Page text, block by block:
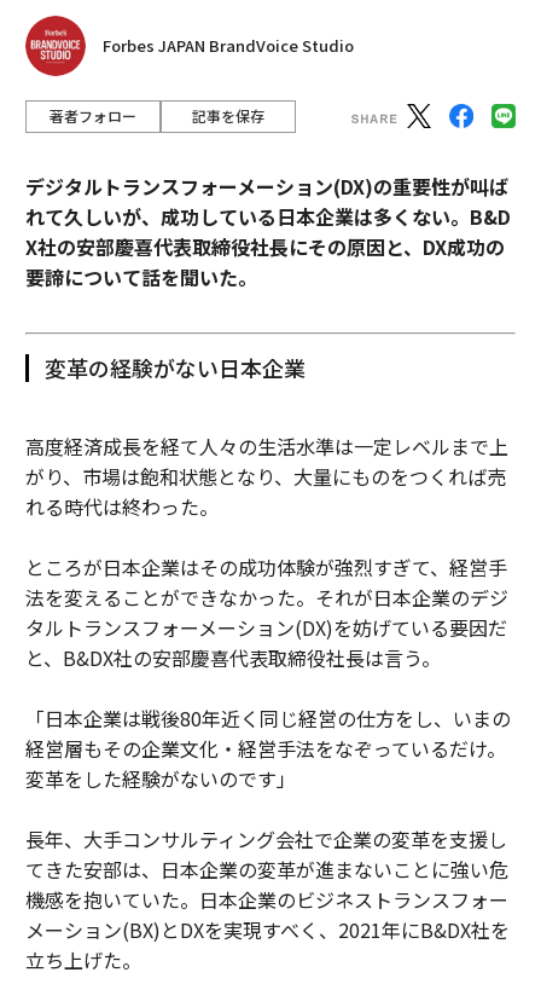
Forbes JAPAN BrandVoice Studio
著者フォロー 記事を保存
デジタルトランスフォーメーション(DX)の重要性が叫ば
れて久しいが、成功している日本企業は多くない。B&D
X社の安部慶喜代表取締役社長にその原因と、DX成功の
要諦について話を聞いた。
変革の経験がない日本企業
高度経済成長を経て人々の生活水準は一定レベルまで上
がり、市場は飽和状態となり、大量にものをつくれば売
れる時代は終わった。
ところが日本企業はその成功体験が強烈すぎて、経営手
法を変えることができなかった。それが日本企業のデジ
タルトランスフォーメーション(DX)を妨げている要因だ
と、B&DX社の安部慶喜代表取締役社長は言う。
「日本企業は戦後80年近く同じ経営の仕方をし、いまの
経営層もその企業文化・経営手法をなぞっているだけ。
変革をした経験がないのです」
長年、大手コンサルティング会社で企業の変革を支援し
てきた安部は、日本企業の変革が進まないことに強い危
機感を抱いていた。日本企業のビジネストランスフォー
メーション(BX)とDXを実現すべく、2021年にB&DX社を
立ち上げた。